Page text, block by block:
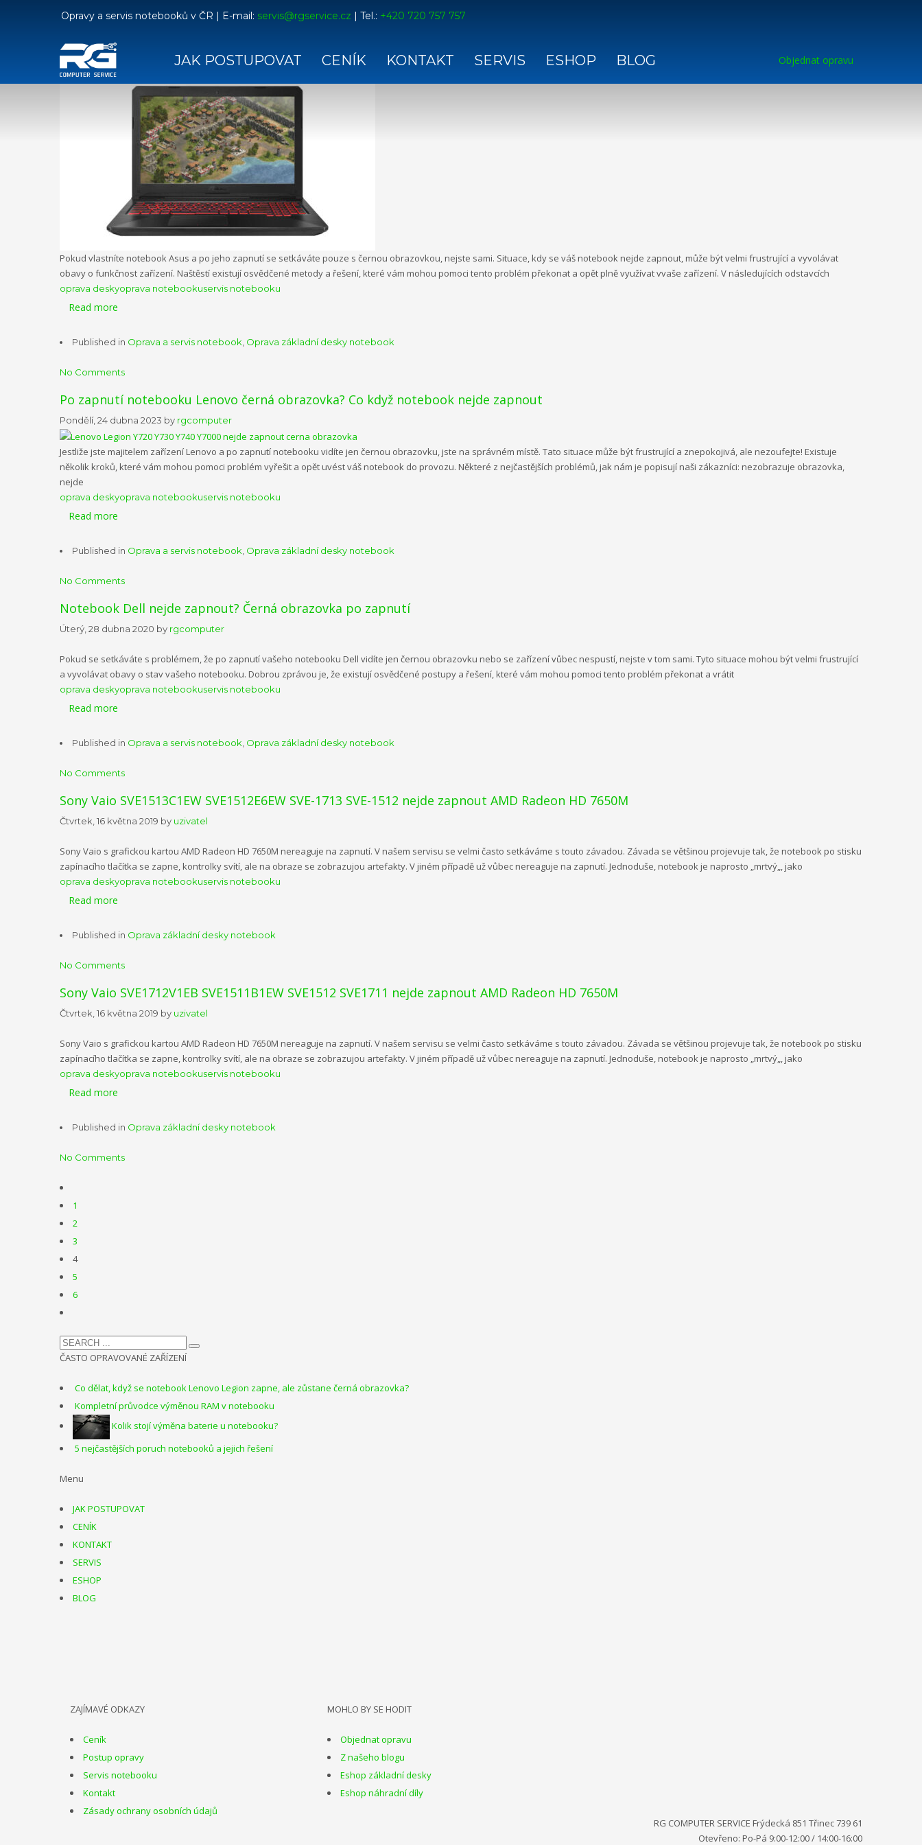
Opravy a servis notebooků v ČR | E-mail: servis@rgservice.cz | Tel.: +420 720 757 757
JAK POSTUPOVAT CENÍK KONTAKT SERVIS ESHOP BLOG Objednat opravu
Notebook Asus nejde zapnout? Černá obrazovka po zapnutí
Neděle, 08 října 2023 rgcomputer
Pokud vlastníte notebook Asus a po jeho zapnutí se setkáváte pouze s černou obrazovkou, nejste sami. Situace, kdy se váš notebook nejde zapnout, může být velmi frustrující a vyvolávat
obavy o funkčnost zařízení. Naštěstí existují osvědčené metody a řešení, které vám mohou pomoci tento problém překonat a opět plně využívat vvaše zařízení. V následujících odstavcích
oprava deskyoprava notebookuservis notebooku
Read more
Published in Oprava a servis notebook Oprava základní desky notebook
No Comments
Po zapnutí notebooku Lenovo černá obrazovka? Co když notebook nejde zapnout
Pondělí, 24 dubna 2023 by rgcomputer
Jestliže jste majitelem zařízení Lenovo a po zapnutí notebooku vidíte jen černou obrazovku, jste na správném místě. Tato situace může být frustrující a znepokojivá, ale nezoufejte! Existuje
několik kroků, které vám mohou pomoci problém vyřešit a opět uvést váš notebook do provozu. Některé z nejčastějších problémů, jak nám je popisují naši zákazníci: nezobrazuje obrazovka,
nejde
oprava deskyoprava notebookuservis notebooku
Read more
Published in Oprava a servis notebook Oprava základní desky notebook
No Comments
Notebook Dell nejde zapnout? Černá obrazovka po zapnutí
Úterý, 28 dubna 2020 by rgcomputer
Pokud se setkáváte s problémem, že po zapnutí vašeho notebooku Dell vidíte jen černou obrazovku nebo se zařízení vůbec nespustí, nejste v tom sami. Tyto situace mohou být velmi frustrující
a vyvolávat obavy o stav vašeho notebooku. Dobrou zprávou je, že existují osvědčené postupy a řešení, které vám mohou pomoci tento problém překonat a vrátit
oprava deskyoprava notebookuservis notebooku
Read more
Published in Oprava a servis notebook Oprava základní desky notebook
No Comments
Sony Vaio SVE1513C1EW SVE1512E6EW SVE-1713 SVE-1512 nejde zapnout AMD Radeon HD 7650M
Čtvrtek, 16 května 2019 by uzivatel
Sony Vaio s grafickou kartou AMD Radeon HD 7650M nereaguje na zapnutí. V našem servisu se velmi často setkáváme s touto závadou. Závada se většinou projevuje tak, že notebook po stisku
zapínacího tlačítka se zapne, kontrolky svítí, ale na obraze se zobrazujou artefakty. V jiném případě už vůbec nereaguje na zapnutí. Jednoduše, notebook je naprosto „mrtvý„, jako
oprava deskyoprava notebookuservis notebooku
Read more
Published in Oprava základní desky notebook
No Comments
Sony Vaio SVE1712V1EB SVE1511B1EW SVE1512 SVE1711 nejde zapnout AMD Radeon HD 7650M
Čtvrtek, 16 května 2019 by uzivatel
Sony Vaio s grafickou kartou AMD Radeon HD 7650M nereaguje na zapnutí. V našem servisu se velmi často setkáváme s touto závadou. Závada se většinou projevuje tak, že notebook po stisku
zapínacího tlačítka se zapne, kontrolky svítí, ale na obraze se zobrazujou artefakty. V jiném případě už vůbec nereaguje na zapnutí. Jednoduše, notebook je naprosto „mrtvý„, jako
oprava deskyoprava notebookuservis notebooku
Read more
Published in Oprava základní desky notebook
No Comments
1
2
3
4
5
6
ČASTO OPRAVOVANÉ ZAŘÍZENÍ
Co dělat, když se notebook Lenovo Legion zapne, ale zůstane černá obrazovka?
Kompletní průvodce výměnou RAM v notebooku
Kolik stojí výměna baterie u notebooku?
5 nejčastějších poruch notebooků a jejich řešení
Menu
JAK POSTUPOVAT
CENÍK
KONTAKT
SERVIS
ESHOP
BLOG
ZAJÍMAVÉ ODKAZY
Ceník
Postup opravy
Servis notebooku
Kontakt
Zásady ochrany osobních údajů
MOHLO BY SE HODIT
Objednat opravu
Z našeho blogu
Eshop základní desky
Eshop náhradní díly
RG COMPUTER SERVICE Frýdecká 851 Třinec 739 61
Otevřeno: Po-Pá 9:00-12:00 / 14:00-16:00